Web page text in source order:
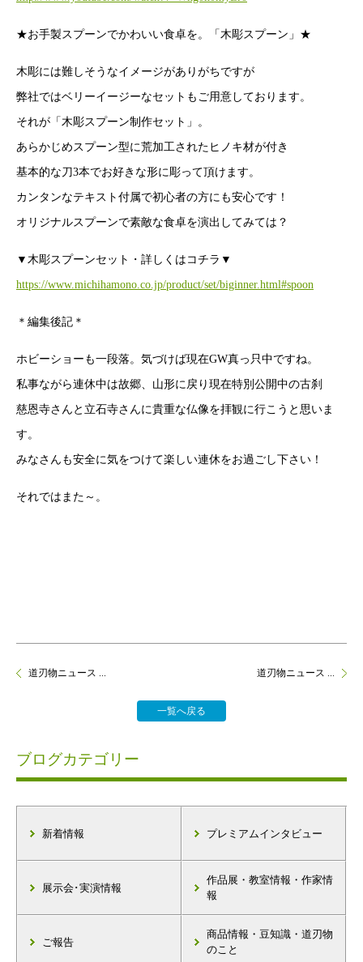
★お手製スプーンでかわいい食卓を。「木彫スプーン」★
木彫には難しそうなイメージがありがちですが
弊社ではベリーイージーなセットもご用意しております。
それが「木彫スプーン制作セット」。
あらかじめスプーン型に荒加工されたヒノキ材が付き
基本的な刀3本でお好きな形に彫って頂けます。
カンタンなテキスト付属で初心者の方にも安心です！
オリジナルスプーンで素敵な食卓を演出してみては？
▼木彫スプーンセット・詳しくはコチラ▼
https://www.michihamono.co.jp/product/set/biginner.html#spoon
＊編集後記＊
ホビーショーも一段落。気づけば現在GW真っ只中ですね。
私事ながら連休中は故郷、山形に戻り現在特別公開中の古刹
慈恩寺さんと立石寺さんに貴重な仏像を拝観に行こうと思いま
す。
みなさんも安全に気をつけて楽しい連休をお過ごし下さい！
それではまた～。
道刃物ニュース ...
一覧へ戻る
道刃物ニュース ...
ブログカテゴリー
新着情報 プレミアムインタビュー
展示会･実演情報
作品展・教室情報・作家情
報
ご報告
商品情報・豆知識・道刃物
のこと